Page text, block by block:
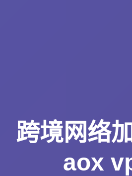
跨境网络
aox